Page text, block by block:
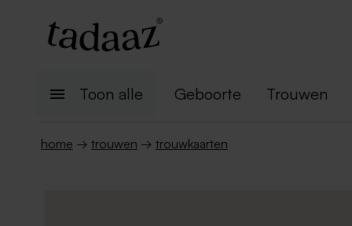
Toon alle Geboorte Trouwen
home → trouwen → trouwkaarten